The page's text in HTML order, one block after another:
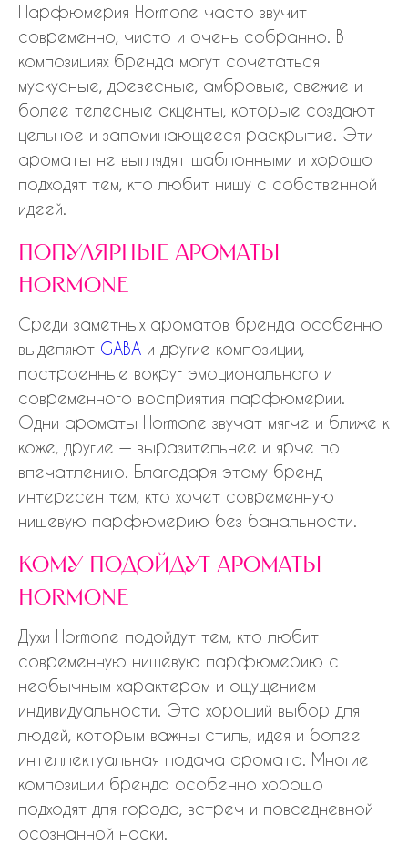
Парфюмерия Hormone часто звучит
современно, чисто и очень собранно. В
композициях бренда могут сочетаться
мускусные, древесные, амбровые, свежие и
более телесные акценты, которые создают
цельное и запоминающееся раскрытие. Эти
ароматы не выглядят шаблонными и хорошо
подходят тем, кто любит нишу с собственной
идеей.
популярные ароматы
hormone
Среди заметных ароматов бренда особенно
выделяют GABA и другие композиции,
построенные вокруг эмоционального и
современного восприятия парфюмерии.
Одни ароматы Hormone звучат мягче и ближе к
коже, другие — выразительнее и ярче по
впечатлению. Благодаря этому бренд
интересен тем, кто хочет современную
нишевую парфюмерию без банальности.
кому подойдут ароматы
hormone
Духи Hormone подойдут тем, кто любит
современную нишевую парфюмерию с
необычным характером и ощущением
индивидуальности. Это хороший выбор для
людей, которым важны стиль, идея и более
интеллектуальная подача аромата. Многие
композиции бренда особенно хорошо
подходят для города, встреч и повседневной
осознанной носки.